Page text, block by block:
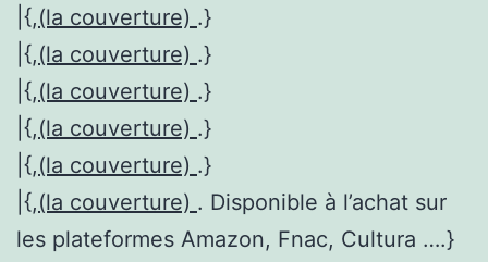
|{,(la couverture) .}
|{,(la couverture) .}
|{,(la couverture) .}
|{,(la couverture) .}
|{,(la couverture) .}
|{,(la couverture) . Disponible à l’achat sur
les plateformes Amazon, Fnac, Cultura ….}